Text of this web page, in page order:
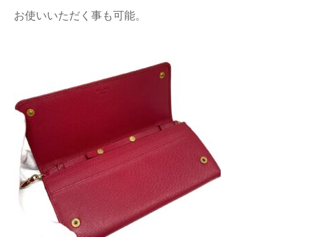
お使いいただく事も可能。